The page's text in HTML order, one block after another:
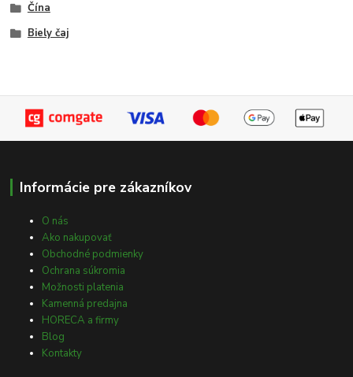
Čína
Biely čaj
Informácie pre zákazníkov
O nás
Ako nakupovať
Obchodné podmienky
Ochrana súkromia
Možnosti platenia
Kamenná predajna
HORECA a firmy
Blog
Kontakty